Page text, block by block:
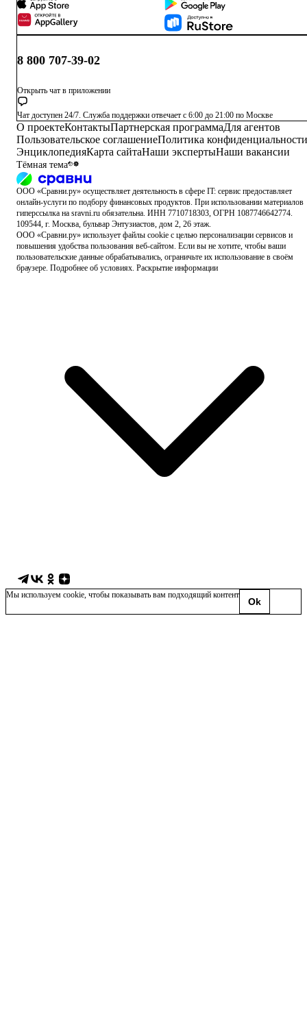
8 800 707-39-02
Открыть чат в приложении
Чат доступен 24/7. Служба поддержки отвечает с 6:00 до 21:00 по Москве
О проектеКонтактыПартнерская программаДля агентов
Пользовательское соглашениеПолитика конфиденциальности
ЭнциклопедияКарта сайтаНаши экспертыНаши вакансии
Тёмная тема
ООО «Сравни.ру» осуществляет деятельность в сфере IT: сервис предоставляет
онлайн-услуги по подбору финансовых продуктов. При использовании материалов
гиперссылка на sravni.ru обязательна. ИНН 7710718303, ОГРН 1087746642774.
109544, г. Москва, бульвар Энтузиастов, дом 2, 26 этаж.
ООО «Сравни.ру» использует файлы cookie с целью персонализации сервисов и
повышения удобства пользования веб-сайтом. Если вы не хотите, чтобы ваши
пользовательские данные обрабатывались, ограничьте их использование в своём
браузере. Подробнее об условиях. Раскрытие информации
Мы используем cookie, чтобы показывать вам подходящий контент
Ok